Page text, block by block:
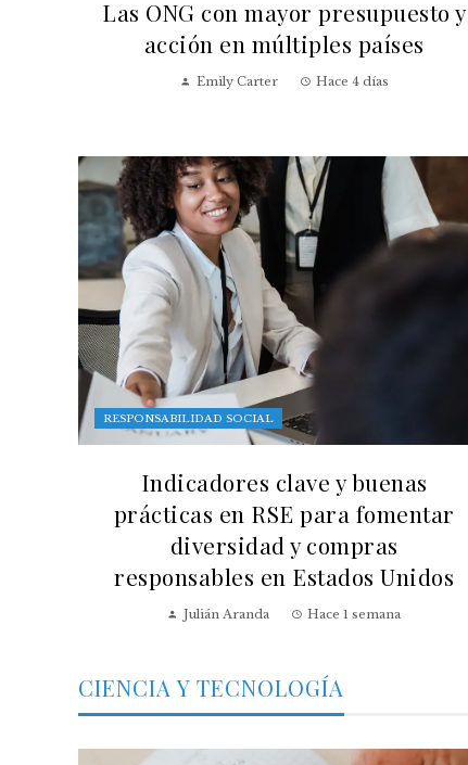
Las ONG con mayor presupuesto y
acción en múltiples países
Emily Carter Hace 4 días
RESPONSABILIDAD SOCIAL
Indicadores clave y buenas
prácticas en RSE para fomentar
diversidad y compras
responsables en Estados Unidos
Julián Aranda Hace 1 semana
CIENCIA Y TECNOLOGÍA